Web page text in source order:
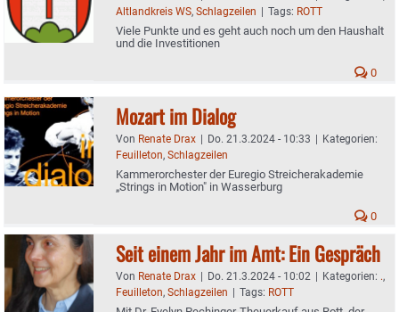
Altlandkreis WS, Schlagzeilen | Tags: ROTT
Viele Punkte und es geht auch noch um den Haushalt
und die Investitionen
0
Mozart im Dialog
Von Renate Drax | Do. 21.3.2024 - 10:33 | Kategorien:
Feuilleton, Schlagzeilen
Kammerorchester der Euregio Streicherakademie
„Strings in Motion" in Wasserburg
0
Seit einem Jahr im Amt: Ein Gespräch
Von Renate Drax | Do. 21.3.2024 - 10:02 | Kategorien: .,
Feuilleton, Schlagzeilen | Tags: ROTT